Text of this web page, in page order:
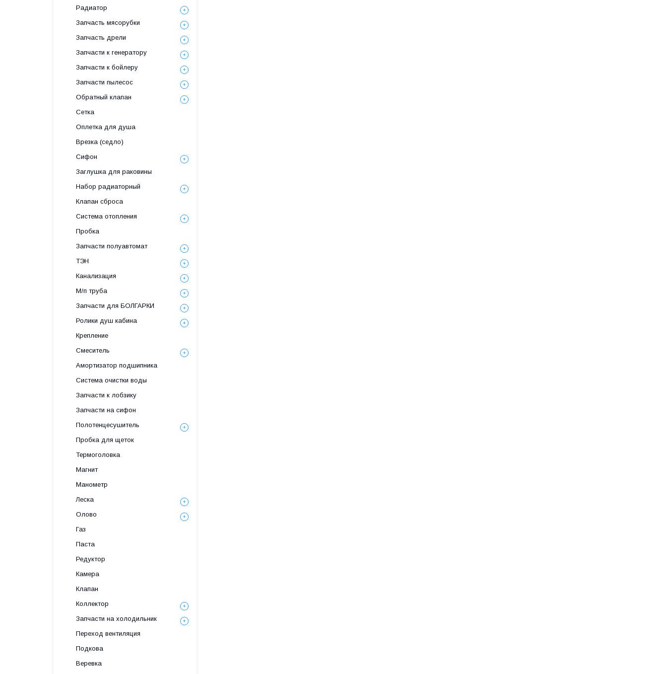
Радиатор
Запчасть мясорубки
Запчасть дрели
Запчасти к генератору
Запчасти к бойлеру
Запчасти пылесос
Обратный клапан
Сетка
Оплетка для душа
Врезка (седло)
Сифон
Заглушка для раковины
Набор радиаторный
Клапан сброса
Система отопления
Пробка
Запчасти полуавтомат
ТЭН
Канализация
М/п труба
Запчасти для БОЛГАРКИ
Ролики душ кабина
Крепление
Смеситель
Амортизатор подшипника
Система очистки воды
Запчасти к лобзику
Запчасти на сифон
Полотенцесушитель
Пробка для щеток
Термоголовка
Магнит
Манометр
Леска
Олово
Газ
Паста
Редуктор
Камера
Клапан
Коллектор
Запчасти на холодильник
Переход вентиляция
Подкова
Веревка